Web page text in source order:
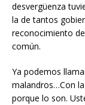
desvergüenza
la de tantos
reconocimiento
común.
Ya podemos
malandros…Con
porque lo son.